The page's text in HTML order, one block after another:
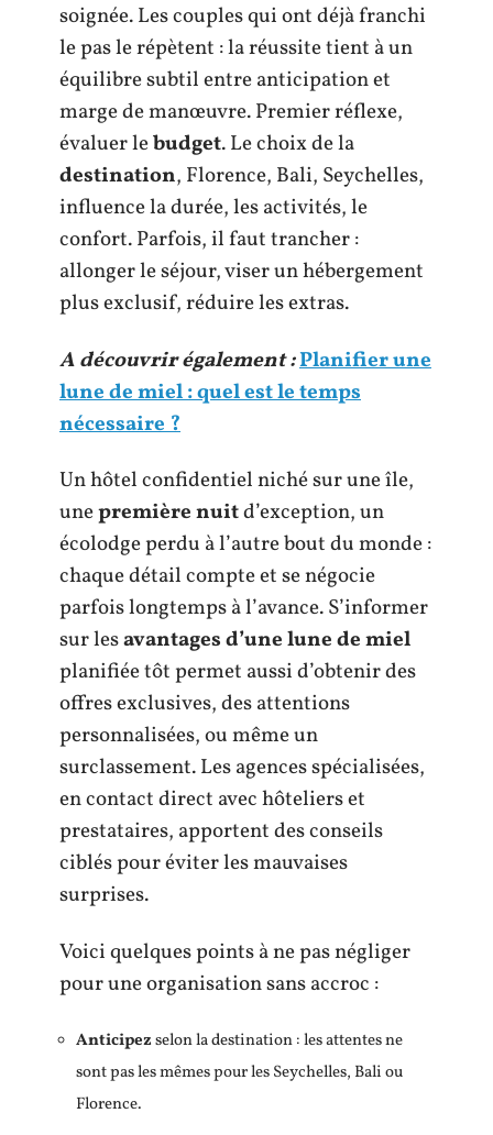
soignée. Les couples qui ont déjà franchi
le pas le répètent : la réussite tient à un
équilibre subtil entre anticipation et
marge de manœuvre. Premier réflexe,
évaluer lebudget. Le choix de la
destination, Florence, Bali, Seychelles,
influence la durée, les activités, le
confort. Parfois, il faut trancher :
allonger le séjour, viser un hébergement
plus exclusif, réduire les extras.
A découvrir également :Planifier une
lune de miel : quel est le temps
nécessaire ?
Un hôtel confidentiel niché sur une île,
unepremière nuitd’exception, un
écolodge perdu à l’autre bout du monde :
chaque détail compte et se négocie
parfois longtemps à l’avance. S’informer
sur lesavantages d’une lune de miel
planifiée tôt permet aussi d’obtenir des
offres exclusives, des attentions
personnalisées, ou même un
surclassement. Les agences spécialisées,
en contact direct avec hôteliers et
prestataires, apportent des conseils
ciblés pour éviter les mauvaises
surprises.
Voici quelques points à ne pas négliger
pour une organisation sans accroc :
Anticipezselon la destination : les attentes ne
sont pas les mêmes pour les Seychelles, Bali ou
Florence.